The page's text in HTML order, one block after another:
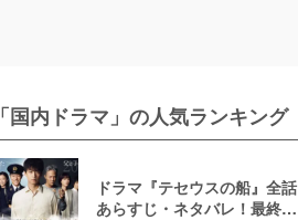
「国内ドラマ」の人気ランキング
ドラマ『テセウスの船』全話
あらすじ・ネタバレ！最終回